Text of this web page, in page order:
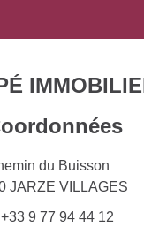
du Buisson
JARZE VILLAGES
9 77 94 44 12